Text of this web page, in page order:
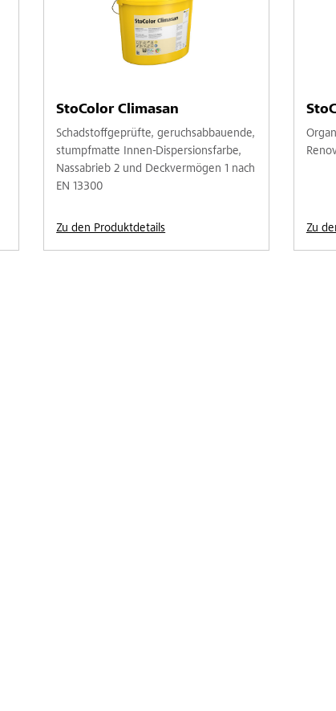
StoColor Climasan
Schadstoffgeprüfte, geruchsabbauende,
stumpfmatte Innen-Dispersionsfarbe,
Nassabrieb 2 und Deckvermögen 1 nach
EN 13300
Zu den Produktdetails Zu